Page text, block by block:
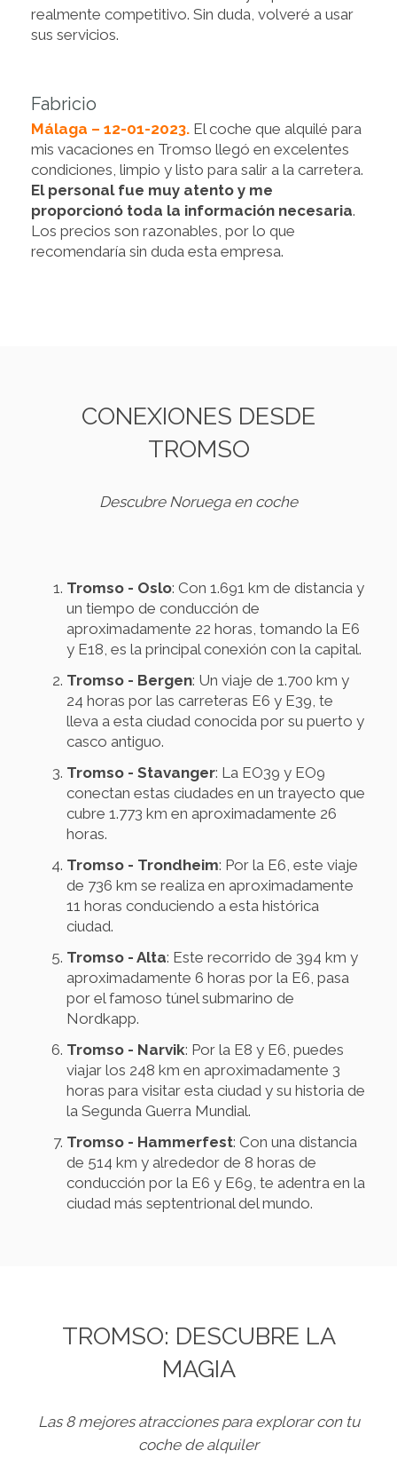
realmente competitivo. Sin duda, volveré a usar
sus servicios.
Fabricio
Málaga – 12-01-2023. El coche que alquilé para
mis vacaciones en Tromso llegó en excelentes
condiciones, limpio y listo para salir a la carretera.
El personal fue muy atento y me
proporcionó toda la información necesaria.
Los precios son razonables, por lo que
recomendaría sin duda esta empresa.
CONEXIONES DESDE
TROMSO
Descubre Noruega en coche
Tromso - Oslo: Con 1.691 km de distancia y
un tiempo de conducción de
aproximadamente 22 horas, tomando la E6
y E18, es la principal conexión con la capital.
Tromso - Bergen: Un viaje de 1.700 km y
24 horas por las carreteras E6 y E39, te
lleva a esta ciudad conocida por su puerto y
casco antiguo.
Tromso - Stavanger: La EO39 y EO9
conectan estas ciudades en un trayecto que
cubre 1.773 km en aproximadamente 26
horas.
Tromso - Trondheim: Por la E6, este viaje
de 736 km se realiza en aproximadamente
11 horas conduciendo a esta histórica
ciudad.
Tromso - Alta: Este recorrido de 394 km y
aproximadamente 6 horas por la E6, pasa
por el famoso túnel submarino de
Nordkapp.
Tromso - Narvik: Por la E8 y E6, puedes
viajar los 248 km en aproximadamente 3
horas para visitar esta ciudad y su historia de
la Segunda Guerra Mundial.
Tromso - Hammerfest: Con una distancia
de 514 km y alrededor de 8 horas de
conducción por la E6 y E69, te adentra en la
ciudad más septentrional del mundo.
TROMSO: DESCUBRE LA
MAGIA
Las 8 mejores atracciones para explorar con tu
coche de alquiler